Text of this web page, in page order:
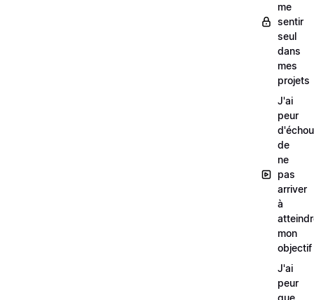
me
sentir
seul
dans
mes
projets
J'ai
peur
de
ne
pas
arriver
à
mon
objectif
J'ai
peur
que